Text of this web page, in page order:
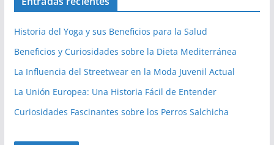
Historia del Yoga y sus Beneficios para la Salud
Beneficios y Curiosidades sobre la Dieta Mediterránea
La Influencia del Streetwear en la Moda Juvenil Actual
La Unión Europea: Una Historia Fácil de Entender
Curiosidades Fascinantes sobre los Perros Salchicha